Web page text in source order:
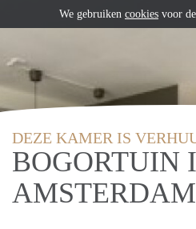
DEZE KAMER IS
BOGORTUIN
AMSTERDAM
We gebruiken cookies voor